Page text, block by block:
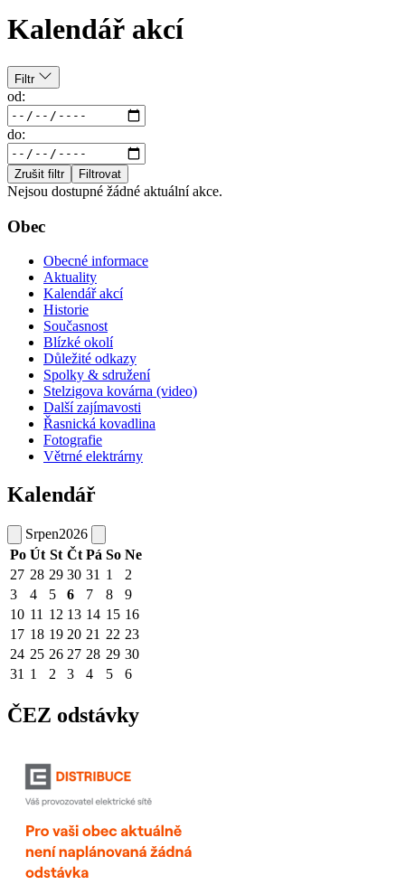
Kalendář akcí
Filtr
od:
do:
Zrušit filtr Filtrovat
Nejsou dostupné žádné aktuální akce.
Obec
Obecné informace
Aktuality
Kalendář akcí
Historie
Současnost
Blízké okolí
Důležité odkazy
Spolky & sdružení
Stelzigova kovárna (video)
Další zajímavosti
Řasnická kovadlina
Fotografie
Větrné elektrárny
Kalendář
Srpen2026
Po Út St Čt Pá So Ne
27 28 29 30 31 1
2
3
4 5 6 7 8
9
10 11 12 13 14 15 16
17 18 19 20 21 22 23
24 25 26 27 28 29 30
31 1 2 3 4 5 6
ČEZ odstávky